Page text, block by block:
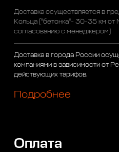
Доставка осуществляется в
Кольца ("бетонка"- 30-35 км от
согласованию с менеджером)
Доставка в города России
компаниями в зависимости от
действующих тарифов.
Подробнее
Оплата